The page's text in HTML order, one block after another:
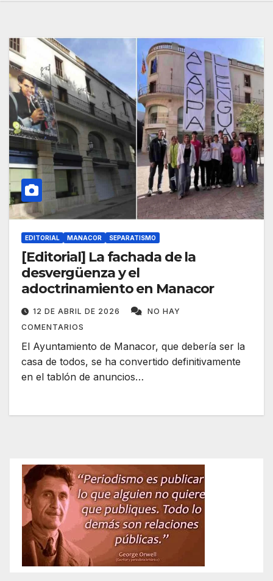
EDITORIAL MANACOR SEPARATISMO
[Editorial] La fachada de la
desvergüenza y el
adoctrinamiento en Manacor
12 DE ABRIL DE 2026
NO HAY
COMENTARIOS
El Ayuntamiento de Manacor, que debería ser la
casa de todos, se ha convertido definitivamente
en el tablón de anuncios…